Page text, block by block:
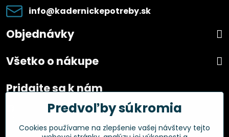
info​@kadernickepotreby​.sk
Objednávky
Všetko o nákupe
Pridajte sa k nám
FacebookPredvoľby súkromia
Cookies používame na zlepšenie vašej návštevy tejto